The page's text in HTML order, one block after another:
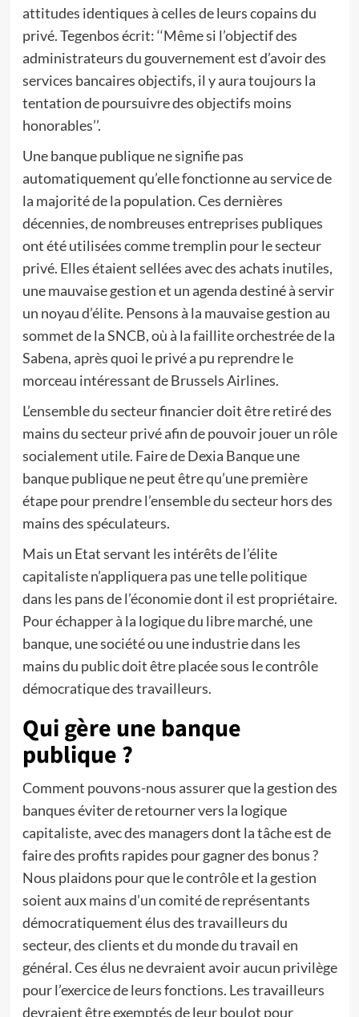
attitudes identiques à celles de leurs copains du
privé. Tegenbos écrit: ‘‘Même si l’objectif des
administrateurs du gouvernement est d’avoir des
services bancaires objectifs, il y aura toujours la
tentation de poursuivre des objectifs moins
honorables’’.
Une banque publique ne signifie pas
automatiquement qu’elle fonctionne au service de
la majorité de la population. Ces dernières
décennies, de nombreuses entreprises publiques
ont été utilisées comme tremplin pour le secteur
privé. Elles étaient sellées avec des achats inutiles,
une mauvaise gestion et un agenda destiné à servir
un noyau d’élite. Pensons à la mauvaise gestion au
sommet de la SNCB, où à la faillite orchestrée de la
Sabena, après quoi le privé a pu reprendre le
morceau intéressant de Brussels Airlines.
L’ensemble du secteur financier doit être retiré des
mains du secteur privé afin de pouvoir jouer un rôle
socialement utile. Faire de Dexia Banque une
banque publique ne peut être qu’une première
étape pour prendre l’ensemble du secteur hors des
mains des spéculateurs.
Mais un Etat servant les intérêts de l’élite
capitaliste n’appliquera pas une telle politique
dans les pans de l’économie dont il est propriétaire.
Pour échapper à la logique du libre marché, une
banque, une société ou une industrie dans les
mains du public doit être placée sous le contrôle
démocratique des travailleurs.
Qui gère une banque
publique ?
Comment pouvons-nous assurer que la gestion des
banques éviter de retourner vers la logique
capitaliste, avec des managers dont la tâche est de
faire des profits rapides pour gagner des bonus ?
Nous plaidons pour que le contrôle et la gestion
soient aux mains d’un comité de représentants
démocratiquement élus des travailleurs du
secteur, des clients et du monde du travail en
général. Ces élus ne devraient avoir aucun privilège
pour l’exercice de leurs fonctions. Les travailleurs
devraient être exemptés de leur boulot pour